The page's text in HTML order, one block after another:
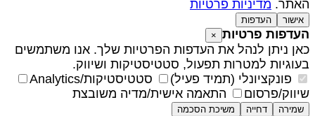
מדיניות פרטיות
אישור העדפות
פרטיות ×
ניתן לנהל את העדפות הפרטיות שלך. אנו משתמשים
למטרות תפעול, סטטיסטיקות ושיווק.
פונקציונלי (תמיד פעיל)
סטטיסטיקות/Analytics
פרסום
התאמה אישית/מדיה משובצת
שמירה דחייה
משיכת הסכמה